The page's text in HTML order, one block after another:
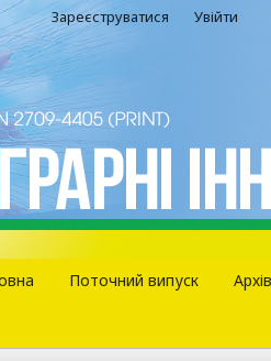
Поточний випуск
Зареєструватися Увійти